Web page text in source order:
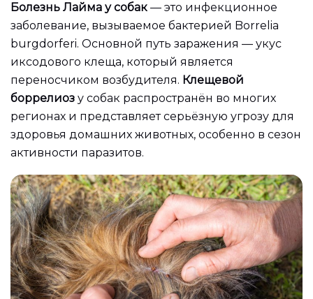
Болезнь Лайма у собак — это инфекционное
заболевание, вызываемое бактерией Borrelia
burgdorferi. Основной путь заражения — укус
иксодового клеща, который является
переносчиком возбудителя. Клещевой
боррелиоз у собак распространён во многих
регионах и представляет серьёзную угрозу для
здоровья домашних животных, особенно в сезон
активности паразитов.